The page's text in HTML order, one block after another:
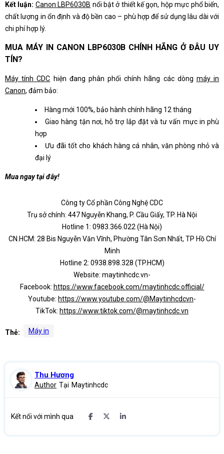
Kết luận: Canon LBP6030B nổi bật ở thiết kế gọn, hộp mực phổ biến,
chất lượng in ổn định và độ bền cao – phù hợp để sử dụng lâu dài với
chi phí hợp lý.
MUA MÁY IN CANON LBP6030B CHÍNH HÃNG Ở ĐÂU UY
TÍN?
Máy tính CDC hiện đang phân phối chính hãng các dòng máy in
Canon, đảm bảo:
Hàng mới 100%, bảo hành chính hãng 12 tháng
Giao hàng tận nơi, hỗ trợ lắp đặt và tư vấn mực in phù
hợp
Ưu đãi tốt cho khách hàng cá nhân, văn phòng nhỏ và
đại lý
Mua ngay tại đây!
Công ty Cổ phần Công Nghệ CDC
Trụ sở chính: 447 Nguyễn Khang, P. Cầu Giấy, TP. Hà Nội
Hotline 1: 0983.366.022 (Hà Nội)
CN.HCM: 28 Bis Nguyễn Văn Vĩnh, Phường Tân Sơn Nhất, TP Hồ Chí
Minh
Hotline 2: 0938.898.328 (TP.HCM)
Website: maytinhcdc.vn-
Facebook: https://www.facebook.com/maytinhcdc.official/
Youtube: https://www.youtube.com/@Maytinhcdcvn-
TikTok: https://www.tiktok.com/@maytinhcdc.vn
Thẻ: Máy in
Thu Hương
Author Tại Maytinhcdc
Kết nối với mình qua